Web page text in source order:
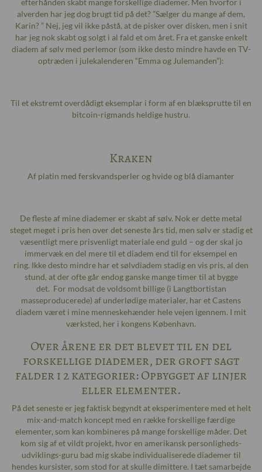
efterhånden skabt mange forskellige diademer. Men hvorfor i
alverden har jeg dog brugt tid på det? ”Sælger du mange af dem,
Karin? ” Nej, jeg vil ikke påstå, at de pisker over disken, men i snit
har jeg nok skabt og solgt i al fald et om året. Fra et ganske enkelt
diadem af sølv med perlemor (som ikke desto mindre havde en TV-
optræden i julekalenderen “Emma og Julemanden”):
Til et ekstremt overdådigt eksemplar i form af en blæksprutte til en
bitcoin-rigmands heldige hustru.
Kraken
Af platin med ferskvandsperler og hvide og blå diamanter
De fleste af mine diademer er skabt af sølv. Nok er dette metal
steget meget i pris hen over det seneste års tid, men sølv er stadig et
væsentligt mere prisvenligt materiale end guld – og der skal jo
immervæk en del mere til et diadem end til for eksempel en
ring. Ikke desto mindre har et sølvdiadem stadig en vis pris, al den
stund, at der ofte går endog ganske mange timer til at bygge
det. For modsat de voldsomt billige (i Langtbortistan
masseproducerede) af underlødige materialer, har et Castens
diadem været i mine menneskehænder hele vejen igennem. I mit
værksted, her i kongens København.
Over årene er det blevet til en del
forskellige diademer, der groft sagt
falder i 2 kategorier: Opbygget af linjer
eller elementer.
På det seneste er jeg faktisk begyndt at eksperimentere med et helt
mix-and-match koncept med en række forskellige færdige
elementer, som kan kombineres på mange forskellige måder. Det
kom sig af et vildt projekt, hvor en amerikansk personligheds-
udviklings-guru bad mig skabe individualiserede diademer til
hendes kursister, som stod for at skulle dimittere. I tæt samarbejde